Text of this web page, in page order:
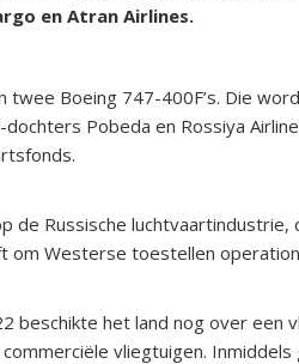
en Atran Airlines.
twee Boeing 747-400F’s. Die
Pobeda en Rossiya
Russische luchtvaartindustrie,
Westerse toestellen
beschikte het land nog over een
vliegtuigen.